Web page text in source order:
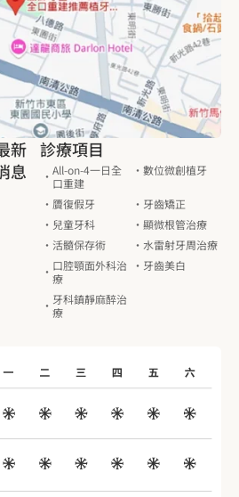
診療項目
All-on-4一日全
口重建
數位微創植牙
贗復假牙
牙齒矯正
兒童牙科
顯微根管治療
活髓保存術
水雷射牙周治療
口腔顎面外科治
療
牙齒美白
牙科鎮靜麻醉治
療
新
息